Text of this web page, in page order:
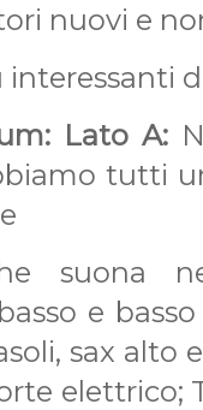
nuovi e
interessanti
Lato A:
tutti
suona
e
sax alto
elettrico;